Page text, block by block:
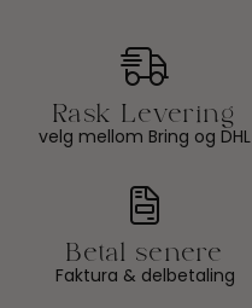
velg mellom Bring og DHL
Faktura & delbetaling